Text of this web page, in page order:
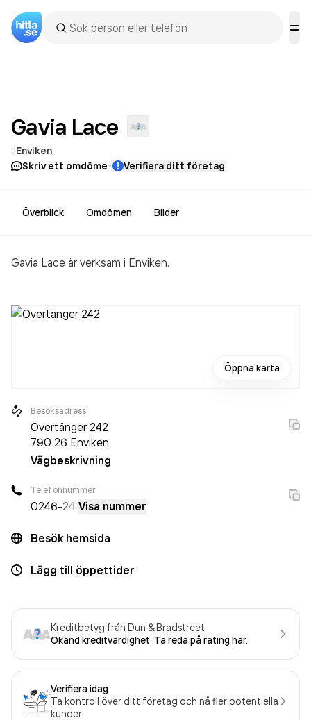
Gavia Lace
i Enviken
Skriv ett omdöme· Verifiera ditt företag
Överblick Omdömen Bilder
Gavia Lace är verksam i Enviken.
Öppna karta
Besöksadress
Övertänger 242
790 26 Enviken
Vägbeskrivning
Telefonnummer
0246-241Visa nummer
Besök hemsida
Lägg till öppettider
Kreditbetyg från Dun & Bradstreet
Okänd kreditvärdighet. Ta reda på rating här.
Verifiera idag
Ta kontroll över ditt företag och nå fler potentiella
kunder